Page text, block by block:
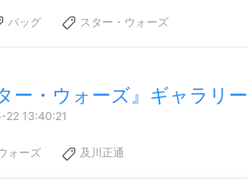
バッグ スター・ウォーズ
ー・ウォーズ』ギャラリー
22 13:40:21
ォーズ 及川正通